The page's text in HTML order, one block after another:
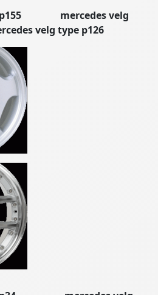
p155 mercedes velg
velg type p126